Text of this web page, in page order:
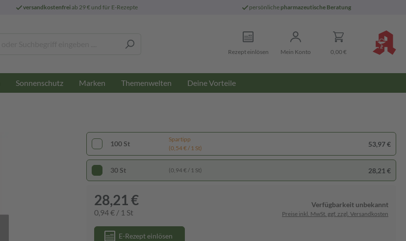
versandkostenfreiab 29 € und für E-Rezepte persönliche pharmazeutische Beratung
Rezept einlösen Mein Konto 0,00 €
Sonnenschutz Marken Themenwelten Deine Vorteile
100 St
Spartipp
(0,54 € / 1 St)
53,97 €
30 St (0,94 € / 1 St) 28,21 €
28,21 €
0,94 € / 1 St
Verfügbarkeit unbekannt
Preise inkl. MwSt. ggf. zzgl. Versandkosten
E-Rezept einlösen